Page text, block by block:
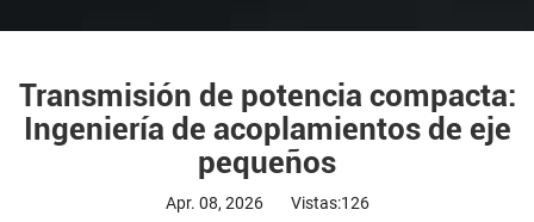
Transmisión de potencia compacta:
Ingeniería de acoplamientos de eje
pequeños
Apr. 08, 2026 Vistas:126